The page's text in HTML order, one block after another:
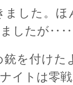
した。ほ
ましたが‥‥
を付けた
イトは零